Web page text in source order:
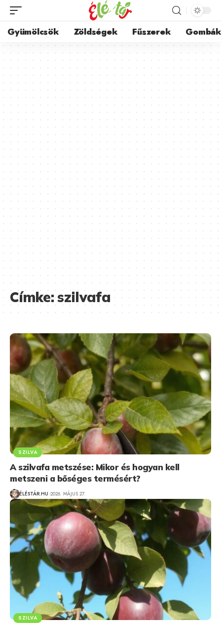
Gyümölcsök Zöldségek Fűszerek Gombák
Címke:szilvafa
SZILVA
A szilvafa metszése: Mikor és hogyan kell
metszeni a bőséges termésért?
ÉLÉSTÁR.HU 2026. MÁJUS 27.
SZILVA